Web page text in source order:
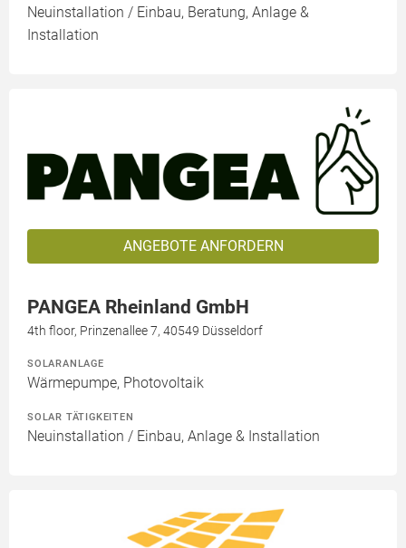
Neuinstallation / Einbau, Beratung, Anlage &
Installation
ANGEBOTE ANFORDERN
PANGEA Rheinland GmbH
4th floor, Prinzenallee 7, 40549 Düsseldorf
SOLARANLAGE
Wärmepumpe, Photovoltaik
SOLAR TÄTIGKEITEN
Neuinstallation / Einbau, Anlage & Installation